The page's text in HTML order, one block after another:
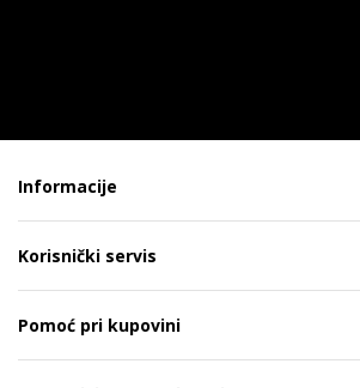
Informacije
Korisnički servis
Pomoć pri kupovini